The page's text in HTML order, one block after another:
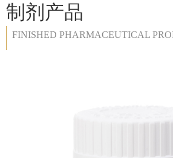
制剂产品
FINISHED PHARMACEUTICAL